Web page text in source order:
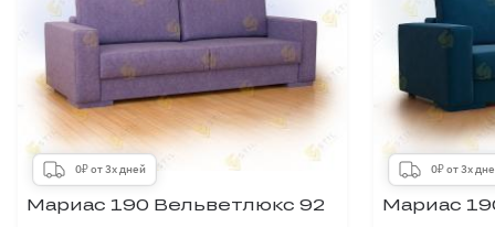
0₽ от 3х дней
Мариас 190 Вельветлюкс 92
0₽ от 3х
Мариас